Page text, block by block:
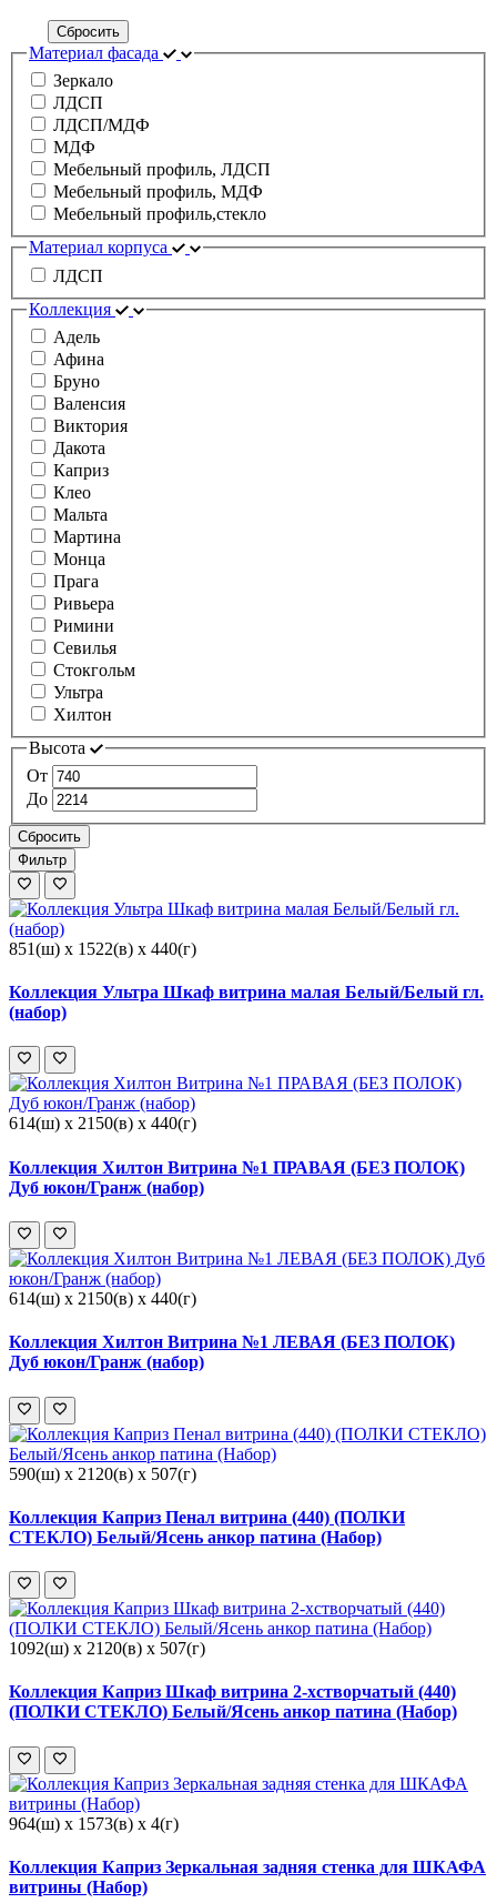
Сбросить
Материал фасада
Зеркало
ЛДСП
ЛДСП/МДФ
МДФ
Мебельный профиль, ЛДСП
Мебельный профиль, МДФ
Мебельный профиль,стекло
Материал корпуса
ЛДСП
Коллекция
Адель
Афина
Бруно
Валенсия
Виктория
Дакота
Каприз
Клео
Мальта
Мартина
Монца
Прага
Ривьера
Римини
Севилья
Стокгольм
Ультра
Хилтон
Высота
От
До
Сбросить
Фильтр
851(ш) x 1522(в) x 440(г)
Коллекция Ультра Шкаф витрина малая Белый/Белый гл.
(набор)
614(ш) x 2150(в) x 440(г)
Коллекция Хилтон Витрина №1 ПРАВАЯ (БЕЗ ПОЛОК)
Дуб юкон/Гранж (набор)
614(ш) x 2150(в) x 440(г)
Коллекция Хилтон Витрина №1 ЛЕВАЯ (БЕЗ ПОЛОК)
Дуб юкон/Гранж (набор)
590(ш) x 2120(в) x 507(г)
Коллекция Каприз Пенал витрина (440) (ПОЛКИ
СТЕКЛО) Белый/Ясень анкор патина (Набор)
1092(ш) x 2120(в) x 507(г)
Коллекция Каприз Шкаф витрина 2-хстворчатый (440)
(ПОЛКИ СТЕКЛО) Белый/Ясень анкор патина (Набор)
964(ш) x 1573(в) x 4(г)
Коллекция Каприз Зеркальная задняя стенка для ШКАФА
витрины (Набор)